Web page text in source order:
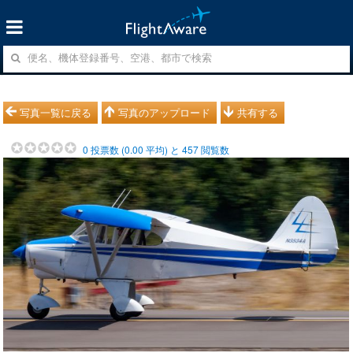
写真一覧に戻る 写真のアップロード 共有する
0 投票数 (0.00 平均) と457閲覧数